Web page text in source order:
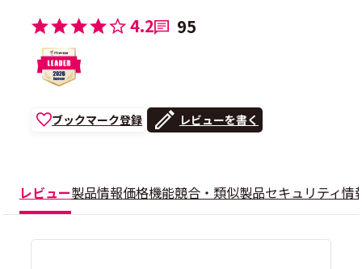
4.2 95
ブックマーク登録 レビューを書く
レビュー製品情報価格機能競合・類似製品セキュリティ情